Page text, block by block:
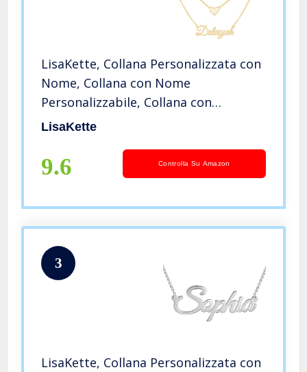
LisaKette, Collana Personalizzata con
Nome, Collana con Nome
Personalizzabile, Collana con
Incisione Personalizzata, Collana
Regalo Festa della Mamma
LisaKette
9.6 Controlla Su Amazon
3
LisaKette, Collana Personalizzata con